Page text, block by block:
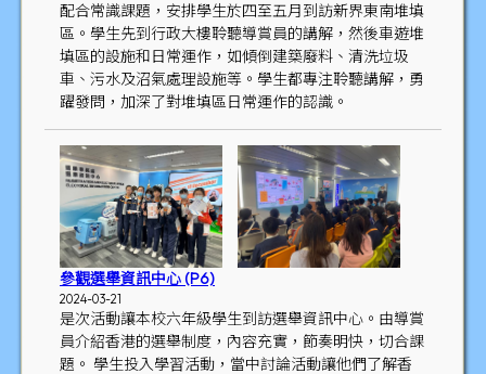
配合常識課題，安排學生於四至五月到訪新界東南堆填
區。學生先到行政大樓聆聽導賞員的講解，然後車遊堆
填區的設施和日常運作，如傾倒建築廢料、清洗垃圾
車、污水及沼氣處理設施等。學生都專注聆聽講解，勇
躍發問，加深了對堆填區日常運作的認識。
參觀選舉資訊中心 (P6)
2024-03-21
是次活動讓本校六年級學生到訪選舉資訊中心。由導賞
員介紹香港的選舉制度，內容充實，節奏明快，切合課
題。 學生投入學習活動，當中討論活動讓他們了解香